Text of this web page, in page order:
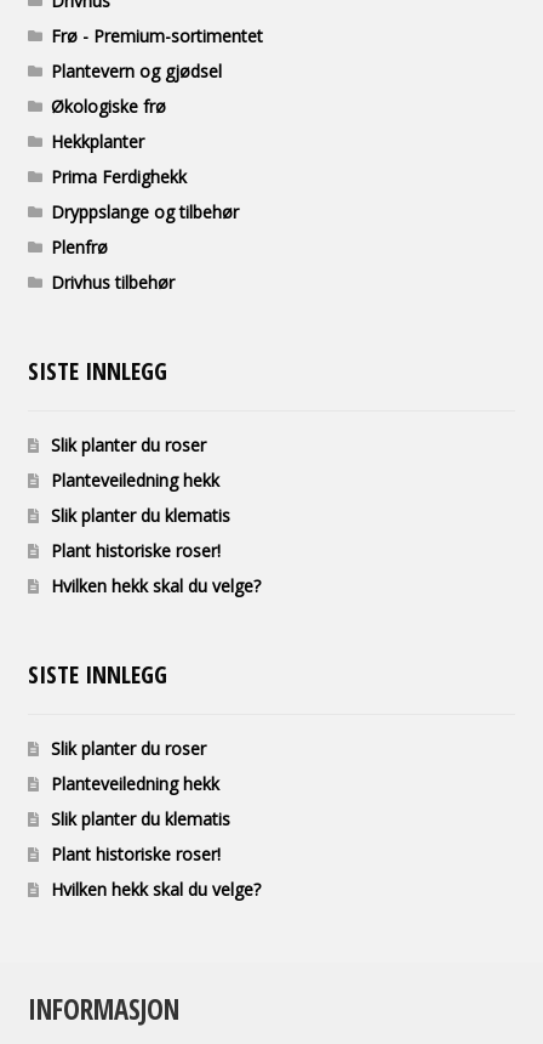
Frø - Premium-sortimentet
Plantevern og gjødsel
Økologiske frø
Hekkplanter
Prima Ferdighekk
Dryppslange og tilbehør
Plenfrø
Drivhus tilbehør
SISTE INNLEGG
Slik planter du roser
Planteveiledning hekk
Slik planter du klematis
Plant historiske roser!
Hvilken hekk skal du velge?
SISTE INNLEGG
Slik planter du roser
Planteveiledning hekk
Slik planter du klematis
Plant historiske roser!
Hvilken hekk skal du velge?
INFORMASJON